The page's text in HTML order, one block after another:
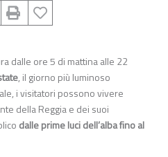
dalle ore 5 di mattina alle 22
, il giorno più luminoso
i visitatori possono vivere
della Reggia e dei suoi
dalle prime luci dell’alba fino al